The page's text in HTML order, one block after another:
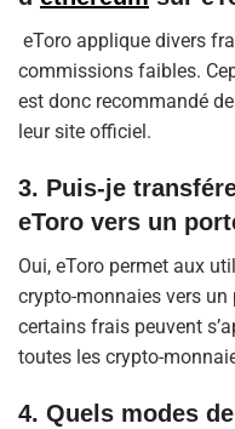
eToro applique divers
commissions faibles.
est donc recommandé
leur site officiel.
3. Puis-je
eToro vers un
Oui, eToro permet aux
crypto-monnaies vers
certains frais peuvent
toutes les crypto-
4. Quels modes